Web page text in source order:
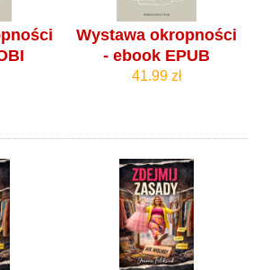
Wystawa okropności
- ebook EPUB
41.99 zł